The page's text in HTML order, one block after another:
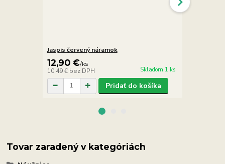
Jaspis červený náramok
12,90 €/ks
10,49 € bez DPH Skladom 1 ks
Pridať do košíka
Tovar zaradený v kategóriách